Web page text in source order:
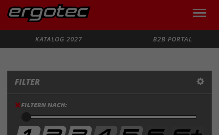
Toggle
KATALOG 2027
B2B PORTAL
FILTER
FILTERN NACH: